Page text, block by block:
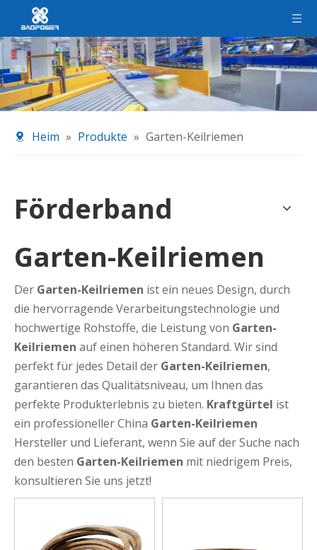
Heim » Produkte » Garten-Keilriemen
Förderband
Garten-Keilriemen
Der Garten-Keilriemen ist ein neues Design, durch
die hervorragende Verarbeitungstechnologie und
hochwertige Rohstoffe, die Leistung von Garten-
Keilriemen auf einen höheren Standard. Wir sind
perfekt für jedes Detail der Garten-Keilriemen,
garantieren das Qualitätsniveau, um Ihnen das
perfekte Produkterlebnis zu bieten. Kraftgürtel ist
ein professioneller China Garten-Keilriemen
Hersteller und Lieferant, wenn Sie auf der Suche nach
den besten Garten-Keilriemen mit niedrigem Preis,
konsultieren Sie uns jetzt!